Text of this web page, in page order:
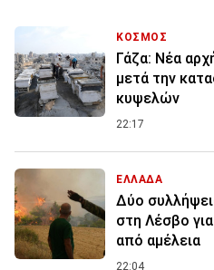
ΚΟΣΜΟΣ
Γάζα: Νέα
μετά την
κυψελών
22:17
ΕΛΛΑΔΑ
Δύο
στη Λέσβο
από αμέλεια
22:04